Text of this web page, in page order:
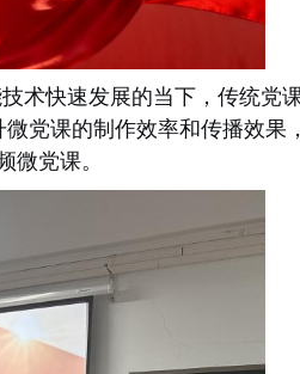
术快速发展的当下，传统党
党课的制作效率和传播效果
微党课。